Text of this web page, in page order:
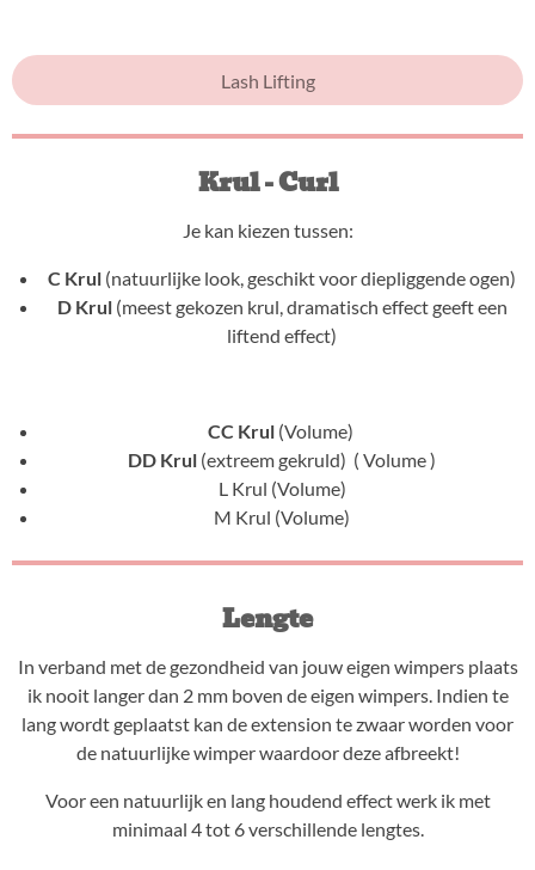
Lash Lifting
Krul - Curl
Je kan kiezen tussen:
C Krul (natuurlijke look, geschikt voor diepliggende ogen)
D Krul(meest gekozen krul, dramatisch effect geeft een
liftend effect)
CC Krul (Volume)
DD Krul (extreem gekruld) ( Volume )
L Krul (Volume)
M Krul (Volume)
Lengte
In verband met de gezondheid van jouw eigen wimpers plaats
ik nooit langer dan 2 mm boven de eigen wimpers. Indien te
lang wordt geplaatst kan de extension te zwaar worden voor
de natuurlijke wimper waardoor deze afbreekt!
Voor een natuurlijk en lang houdend effect werk ik met
minimaal 4 tot 6 verschillende lengtes.